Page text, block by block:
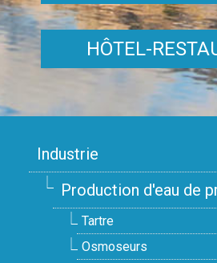
HÔTEL-
Industrie
Production d'eau de
Tartre
Osmoseurs